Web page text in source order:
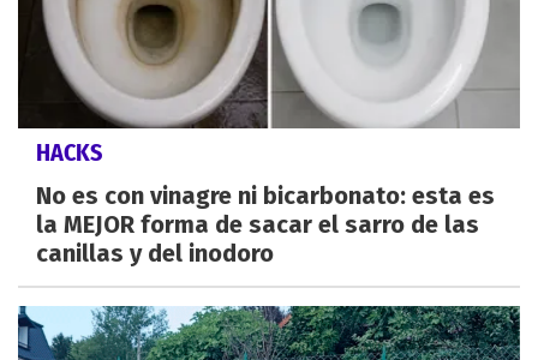
HACKS
No es con vinagre ni bicarbonato: esta es
la MEJOR forma de sacar el sarro de las
canillas y del inodoro